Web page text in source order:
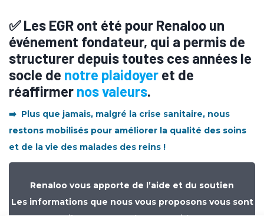
✅ Les EGR ont été pour Renaloo un
événement fondateur, qui a permis de
structurer depuis toutes ces années le
socle de notre plaidoyer et de
réaffirmer nos valeurs.
➡️ Plus que jamais, malgré la crise sanitaire, nous
restons mobilisés pour améliorer la qualité des soins
et de la vie des malades des reins !
Renaloo vous apporte de l’aide et du soutien
Les informations que nous vous proposons vous sont